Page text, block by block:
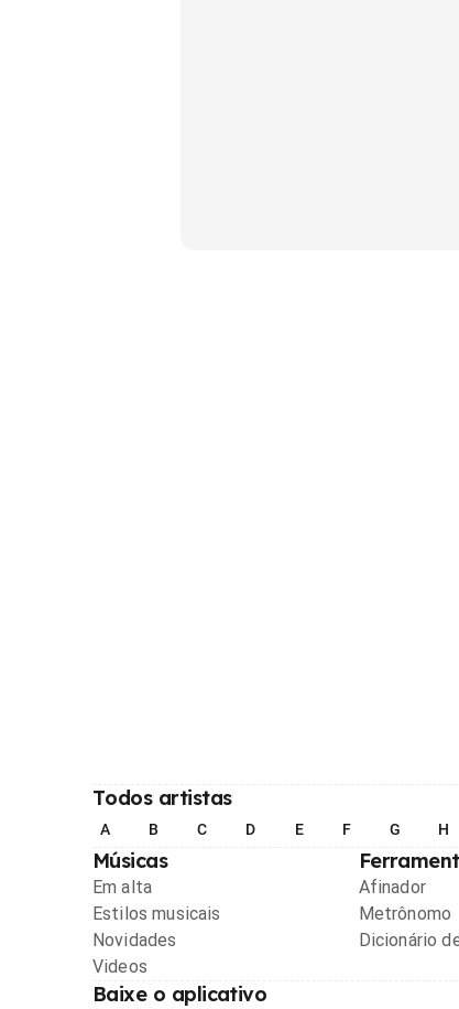
Todos artistas
A B C D E F G H
Músicas
Em alta
Estilos musicais
Novidades
Videos
Afinador
Metrônomo
Dicionário
Baixe o aplicativo